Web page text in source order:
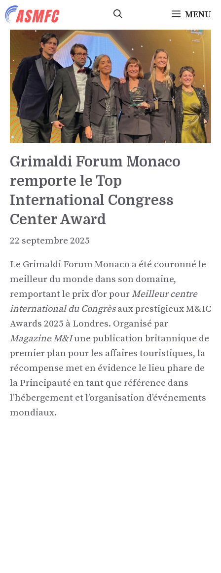
Aller
au
contenu
MENU
Grimaldi Forum Monaco
remporte le Top
International Congress
Center Award
22 septembre 2025
Le Grimaldi Forum Monaco a été couronné le
meilleur du monde dans son domaine,
remportant le prix d’or pour Meilleur centre
international du Congrèsaux prestigieux M&IC
Awards 2025 à Londres. Organisé par
Magazine M&Iune publication britannique de
premier plan pour les affaires touristiques, la
récompense met en évidence le lieu phare de
la Principauté en tant que référence dans
l’hébergement et l’organisation d’événements
mondiaux.